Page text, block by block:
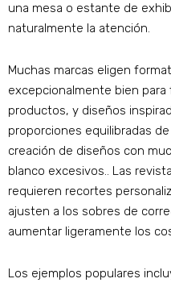
una mesa o estante de
naturalmente la atención.
Muchas marcas eligen
excepcionalmente bien
productos, y diseños
proporciones equilibradas
creación de diseños con
blanco excesivos.. Las
requieren recortes
ajusten a los sobres de
aumentar ligeramente los
Los ejemplos populares